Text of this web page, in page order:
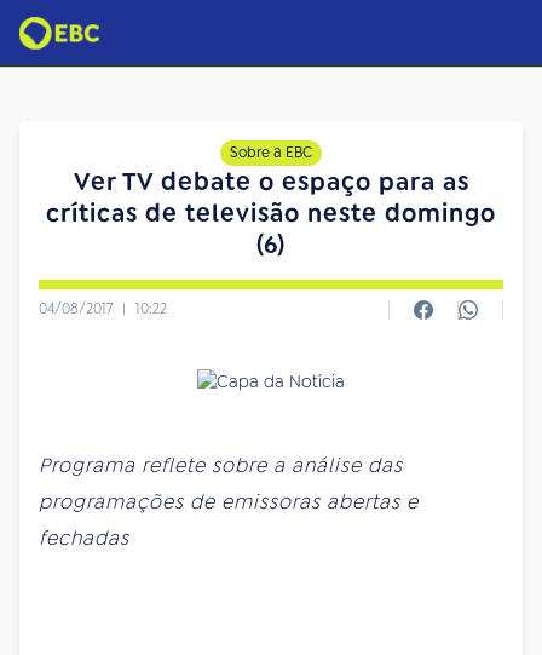
Sobre a EBC
Ver TV debate o espaço para as
críticas de televisão neste domingo
(6)
04/08/2017 | 10:22
Programa reflete sobre a análise das
programações de emissoras abertas e
fechadas